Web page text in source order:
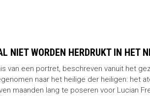
NIET WORDEN HERDRUKT IN HET
van een portret, beschreven vanuit het
naar het heilige der heiligen: het
maanden lang te poseren voor Lucian